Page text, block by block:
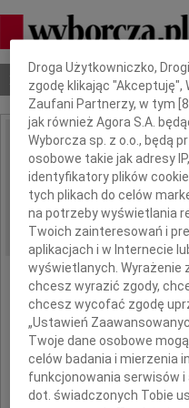
Nekrologi Odeszli
IMIĘ I NAZWISKO:
REGION: Rzeszów
DATA EMISJI: 04.04.2017
Dbamy o Twoją prywatność
Droga Użytkowniczko,
zgodę klikając "Akceptuję",
Zaufani Partnerzy, w tym [
jak również Agora S.A.
Wyborcza sp. z o.o., będą
osobowe takie jak adresy
identyfikatory plików
tych plikach do celów
na potrzeby wyświetlania
Twoich zainteresowań i
aplikacjach i w Internecie
wyświetlanych. Wyrażenie
chcesz wyrazić zgody,
chcesz wycofać zgodę
„Ustawień
Twoje dane osobowe
celów badania i mierzenia
funkcjonowania serwisów i
dot. świadczonych Tobie